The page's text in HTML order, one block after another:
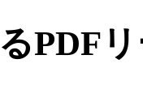
PDF